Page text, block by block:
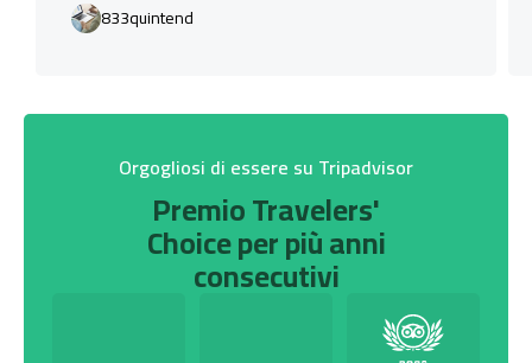
833quintend
Orgogliosi di essere su Tripadvisor
Premio Travelers'
Choice per più anni
consecutivi